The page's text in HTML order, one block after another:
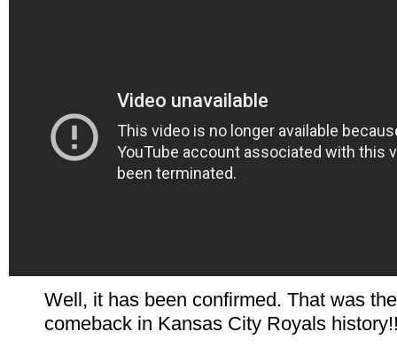
Well, it has been confirmed. That was
comeback in Kansas City Royals